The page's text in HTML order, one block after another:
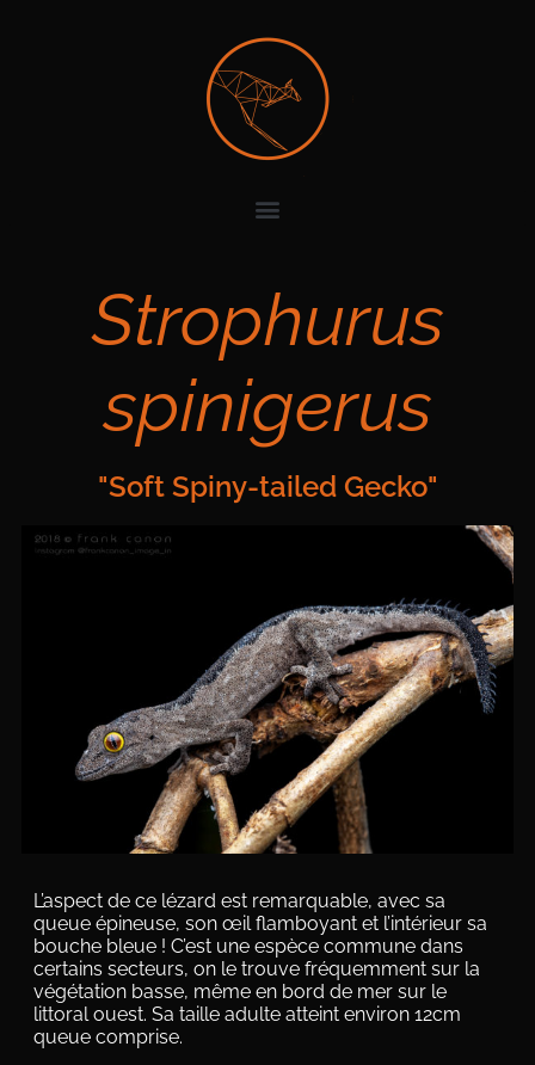
Strophurus
spinigerus
"Soft Spiny-tailed Gecko"
L’aspect de ce lézard est remarquable, avec sa
queue épineuse, son œil flamboyant et l’intérieur sa
bouche bleue ! C’est une espèce commune dans
certains secteurs, on le trouve fréquemment sur la
végétation basse, même en bord de mer sur le
littoral ouest. Sa taille adulte atteint environ 12cm
queue comprise.